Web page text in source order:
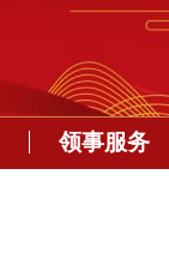
领事服务